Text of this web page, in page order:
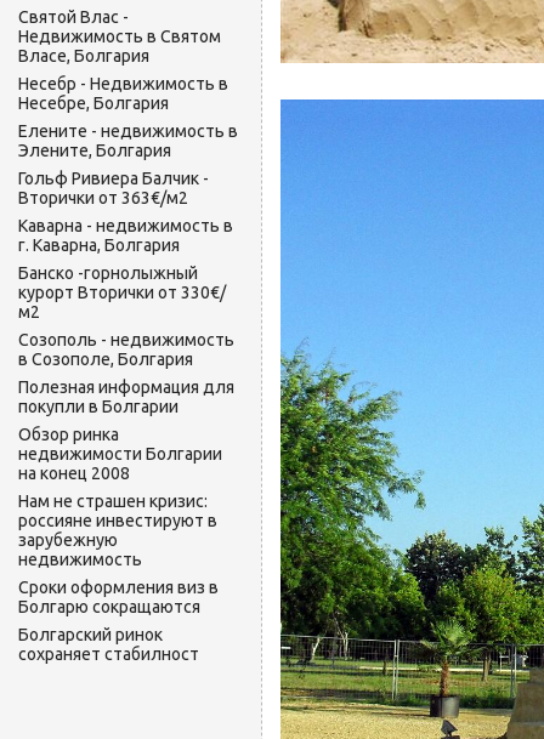
Святой Влас -
Недвижимость в Святом
Власе, Болгария
Несебр - Недвижимость в
Несебре, Болгария
Елените - недвижимость в
Элените, Болгария
Гольф Ривиера Балчик -
Вторички от 363€/м2
Каварна - недвижимость в
г. Каварна, Болгария
Банско -горнолыжный
курорт Вторички от 330€/
м2
Созополь - недвижимость
в Созополе, Болгария
Полезная информация для
покупли в Болгарии
Обзор ринка
недвижимости Болгарии
на конец 2008
Нам не страшен кризис:
россияне инвестируют в
зарубежную
недвижимость
Сроки оформления виз в
Болгарю сокращаются
Болгарский ринок
сохраняет стабилност